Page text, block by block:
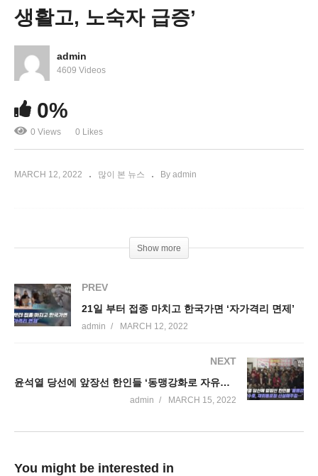
봇물
생활고, 노숙자 급증’
admin
4609 Videos
0%
0 Views 0 Likes
MARCH 12, 2022 많이 본 뉴스 By admin
Show more
PREV
21일 부터 접종 마치고 한국가면 ‘자가격리 면제’
admin MARCH 12, 2022
NEXT
윤석열 당선에 앞장선 한인들 ‘동맹강화로 자유수호, 재외동포청 신설해주길…’
admin MARCH 15, 2022
You might be interested in